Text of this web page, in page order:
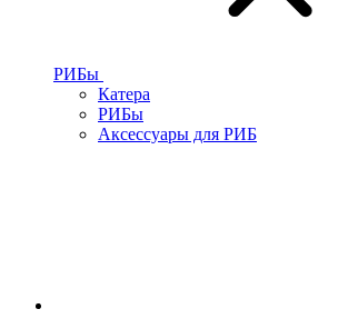
РИБы
Катера
РИБы
Аксессуары для РИБ